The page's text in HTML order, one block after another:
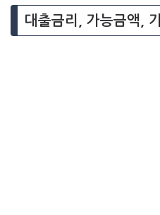
대출금리, 가능금액,